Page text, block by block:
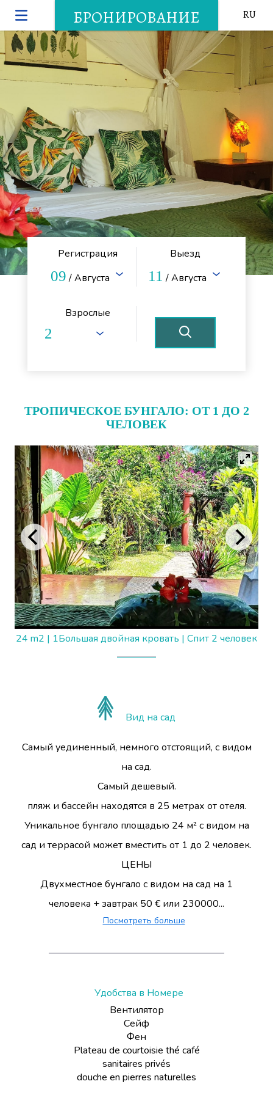
БРОНИРОВАНИЕ RU
Регистрация
09 / Августа
Выезд
11 / Августа
Взрослые
ТРОПИЧЕСКОЕ БУНГАЛО: ОТ 1 ДО 2
ЧЕЛОВЕК
24 m2 | 1Большая двойная кровать | Спит 2 человек
Вид на сад
Самый уединенный, немного отстоящий, с видом
на сад.
Самый дешевый.
пляж и бассейн находятся в 25 метрах от отеля.
Уникальное бунгало площадью 24 м² с видом на
сад и террасой может вместить от 1 до 2 человек.
ЦЕНЫ
Двухместное бунгало с видом на сад на 1
человека + завтрак 50 € или 230000...
Посмотреть больше
Удобства в Номере
Вентилятор
Сейф
Фен
Plateau de courtoisie thé café
sanitaires privés
douche en pierres naturelles